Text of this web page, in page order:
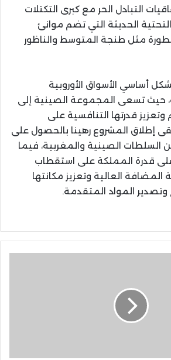
التبادل الحر مع كبرى التكتلات
التحتية الحديثة التي تضم موانئ
مثل طنجة المتوسط والناظور
أساسي الأسواق الأوروبية
حيث تسعى المجموعة الصينية إلى
قدرتها التنافسية على
إطلاق المشروع رهينا بالحصول على
السلطات الصينية والمغربية، فيما
على قدرة المملكة على استقطاب
المضافة العالية وتعزيز مكانتها
وتصدير المواد المتقدمة.